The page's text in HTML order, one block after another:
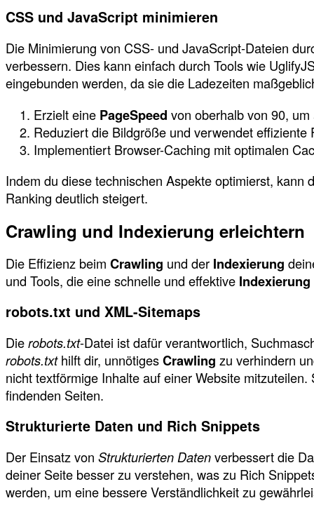
CSS und JavaScript minimieren
Die Minimierung von CSS- und JavaScript-Dateien
verbessern. Dies kann einfach durch Tools wie
eingebunden werden, da sie die Ladezeiten
Erzielt eine PageSpeed von oberhalb von 90,
Reduziert die Bildgröße und verwendet effiziente
Implementiert Browser-Caching mit optimalen
Indem du diese technischen Aspekte optimierst, kann
Ranking deutlich steigert.
Crawling und Indexierung erleichtern
Die Effizienz beim Crawling und der Indexierung
und Tools, die eine schnelle und effektive Indexierung
robots.txt und XML-Sitemaps
Dierobots.txt-Datei ist dafür verantwortlich,
robots.txthilft dir, unnötigesCrawling zu verhindern
nicht textförmige Inhalte auf einer Website
findenden Seiten.
Strukturierte Daten und Rich Snippets
Der Einsatz von Strukturierten Datenverbessert die
deiner Seite besser zu verstehen, was zu Rich
werden, um eine bessere Verständlichkeit zu